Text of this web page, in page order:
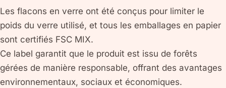
Les flacons en verre ont été conçus pour limiter le
poids du verre utilisé, et tous les emballages en papier
sont certifiés FSC MIX.
Ce label garantit que le produit est issu de forêts
gérées de manière responsable, offrant des avantages
environnementaux, sociaux et économiques.